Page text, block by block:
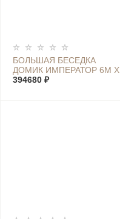
БОЛЬШАЯ БЕСЕДКА
ДОМИК ИМПЕРАТОР 6М Х
6М
394680 ₽